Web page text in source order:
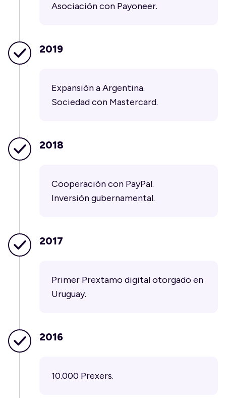
Asociación con Payoneer.
2019
Expansión a Argentina.
Sociedad con Mastercard.
2018
Cooperación con PayPal.
Inversión gubernamental.
2017
Primer Prextamo digital otorgado en
Uruguay.
2016
10.000 Prexers.